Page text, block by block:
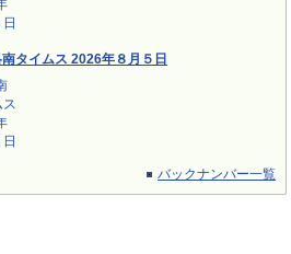
タイムス 2026年８月５日
バックナンバー一覧